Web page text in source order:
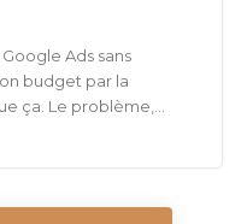
Ads sans
budget par la
fenêtre. C’est aussi simple que ça. Le problème,...